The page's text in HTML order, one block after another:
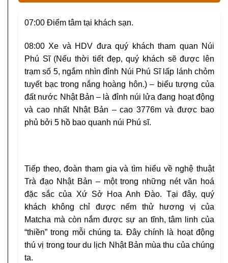
07:00 Điểm tâm tại khách sạn.
08:00 Xe và HDV đưa quý khách tham quan Núi
Phú Sĩ (Nếu thời tiết đẹp, quý khách sẽ được lên
trạm số 5, ngắm nhìn đỉnh Núi Phú Sĩ lấp lánh chỏm
tuyết bạc trong nắng hoàng hôn.)– biểu tượng của
đất nước Nhật Bản – là đỉnh núi lửa đang hoạt động
và cao nhất Nhật Bản – cao 3776m và được bao
phủ bởi 5 hồ bao quanh núi Phú sĩ.
Tiếp theo, đoàn tham gia và tìm hiểu về nghệ thuật
Trà đạo Nhật Bản – một trong những nét văn hoá
đặc sắc của Xứ Sở Hoa Anh Đào. Tại đây, quý
khách không chỉ được nếm thử hương vị của
Matcha mà còn nắm được sự an tĩnh, tâm linh của
“thiền” trong mỗi chúng ta. Đây chính là hoạt động
thú vị trong tour du lịch Nhật Bản mùa thu của chúng
ta.